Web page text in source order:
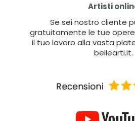
Artisti
Se sei nostro cliente
gratuitamente le tue
il tuo lavoro alla vasta
bellearti.it.